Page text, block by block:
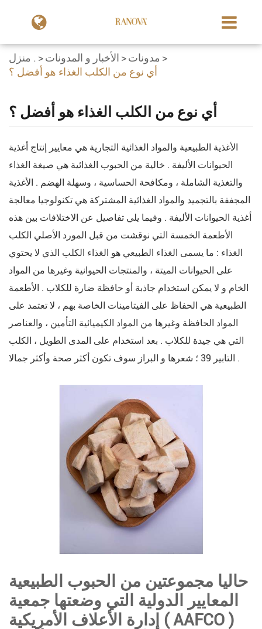
منزل . الأخبار و المدونات
مدونات
أي نوع من الكلب الغذاء هو أفضل ؟
أي نوع من الكلب الغذاء هو أفضل ؟
الأغذية الطبيعية والمواد الغذائية التجارية هي معايير إنتاج أغذية
الحيوانات الأليفة . خالية من الحبوب الغذائية هي صيغة الغذاء
والتغذية الشاملة ، ومكافحة الحساسية ، وسهلة الهضم . الأغذية
المجففة بالتجميد والمواد الغذائية المشتركة هي تكنولوجيا معالجة
أغذية الحيوانات الأليفة . وفيما يلي تفاصيل عن الاختلافات بين هذه
الأطعمة الخمسة التي نوقشت من قبل المورد الأصلي الكلب
الغذاء : ما يسمى الغذاء الطبيعي هو الغذاء الكلب الذي لا يحتوي
على الحيوانات الميتة ، والمنتجات الحيوانية وغيرها من المواد
الخام و لا يمكن استخدام جاذبة أو حافظة ضارة للكلاب . الأطعمة
الطبيعية هي الحفاظ على الفيتامينات الخاصة بهم ، لا تعتمد على
المواد الحافظة وغيرها من المواد الكيميائية التأمين ، والعناصر
التي هي جيدة للكلاب . بعد استخدام على المدى الطويل ، الكلب
التابير 39 ؛ شعرها و البراز سوف تكون أكثر صحة وأكثر جمالا .
حاليا مجموعتين من الحبوب الطبيعية
المعايير الدولية التي وضعتها جمعية
إدارة الأعلاف الأمريكية ( AAFCO )